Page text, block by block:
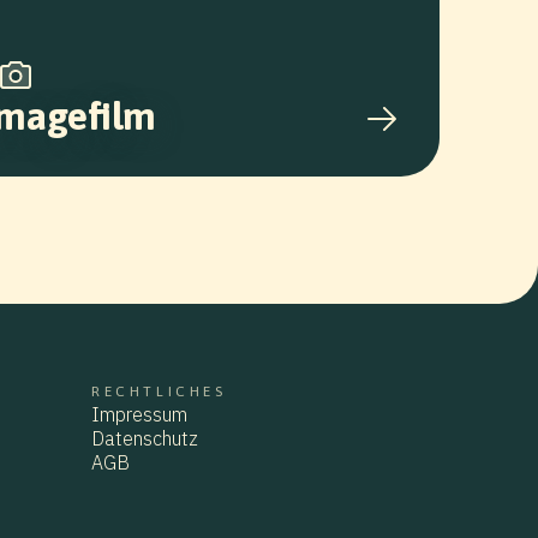
RECHTLICHES
Impressum
Datenschutz
AGB
KONTAKT
Impressum
Datenschutz
AGB